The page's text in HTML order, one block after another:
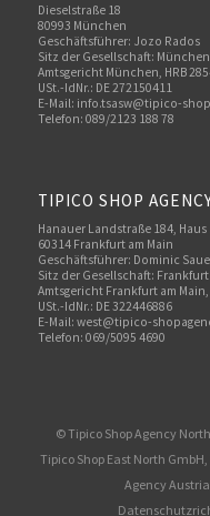
Dieselstraße 18
80993 München
Geschäftsführer: Jozo Rados
Sitz der Gesellschaft: München
Amtsgericht München, HRB
USt.-IdNr.: DE 272150411
E-Mail: info.tsasw@tipico-
Telefon: 089/2123 188 78
TIPICO SHOP
Hanauer Landstraße 184, Haus
60314 Frankfurt am Main
Geschäftsführer: Dominic
Sitz der Gesellschaft: Frankfurt
Amtsgericht Frankfurt am Main,
USt.-IdNr.: DE 322446886
E-Mail: west@tipico-
Telefon: 069/5095 4690
© Tipico Shop Agency
Tipico Shop East North
Agency